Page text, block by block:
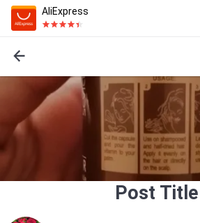
AliExpress
Post Title